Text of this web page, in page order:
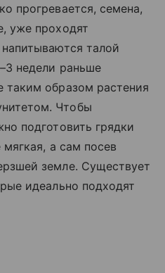
прогревается, семена,
уже проходят
талой
недели раньше
образом растения
Чтобы
подготовить грядки
а сам посев
земле. Существует
идеально подходят